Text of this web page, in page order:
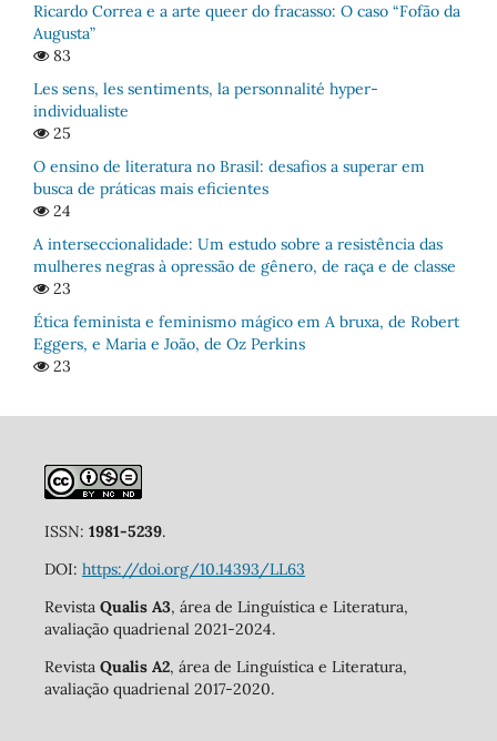
Ricardo Correa e a arte queer do fracasso: O caso “Fofão da
Augusta”
83
Les sens, les sentiments, la personnalité hyper-
individualiste
25
O ensino de literatura no Brasil: desafios a superar em
busca de práticas mais eficientes
24
A interseccionalidade: Um estudo sobre a resistência das
mulheres negras à opressão de gênero, de raça e de classe
23
Ética feminista e feminismo mágico em A bruxa, de Robert
Eggers, e Maria e João, de Oz Perkins
23
ISSN: 1981-5239.
DOI: https://doi.org/10.14393/LL63
Revista Qualis A3, área de Linguística e Literatura,
avaliação quadrienal 2021-2024.
Revista Qualis A2, área de Linguística e Literatura,
avaliação quadrienal 2017-2020.